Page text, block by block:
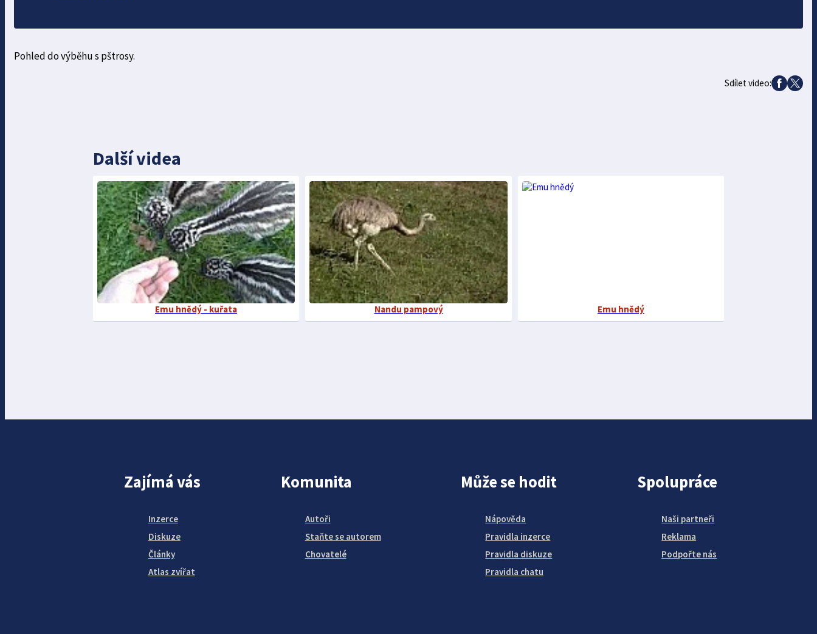
Pohled do výběhu s pštrosy.
Sdílet video:
Další videa
Emu hnědý - kuřata Nandu pampový Emu hnědý
Zajímá vás
Inzerce
Diskuze
Články
Atlas zvířat
Komunita
Autoři
Staňte se autorem
Chovatelé
Může se hodit
Nápověda
Pravidla inzerce
Pravidla diskuze
Pravidla chatu
Spolupráce
Naši partneři
Reklama
Podpořte nás